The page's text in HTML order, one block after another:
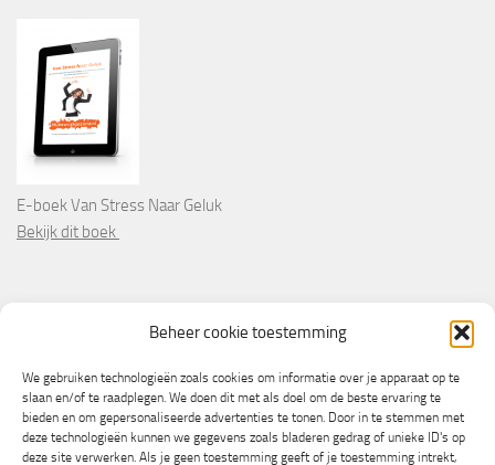
Beheer cookie toestemming
We gebruiken technologieën zoals cookies om informatie over je apparaat op te
slaan en/of te raadplegen. We doen dit met als doel om de beste ervaring te
bieden en om gepersonaliseerde advertenties te tonen. Door in te stemmen met
deze technologieën kunnen we gegevens zoals bladeren gedrag of unieke ID's op
deze site verwerken. Als je geen toestemming geeft of je toestemming intrekt,
E-boek Van Stress Naar Geluk
Bekijk dit boek